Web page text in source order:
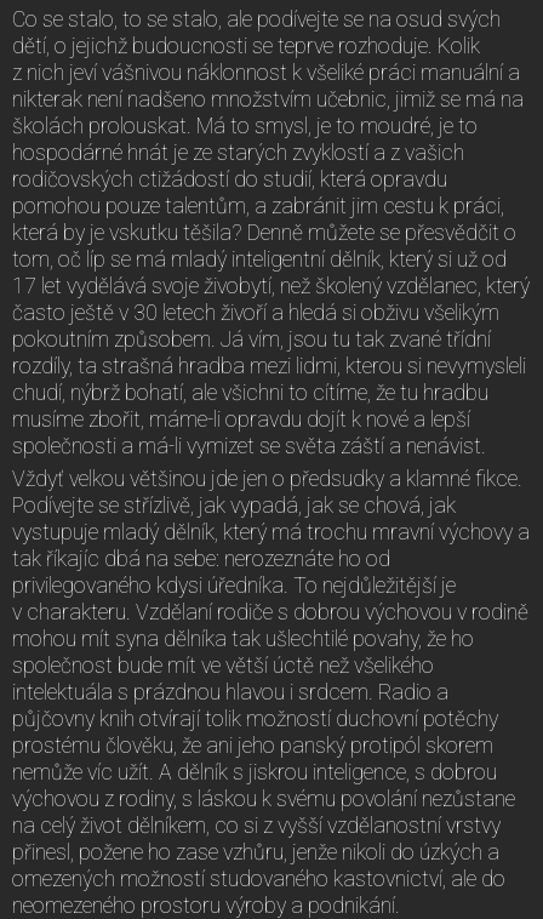
Co se stalo, to se stalo, ale podívejte se na osud svých
dětí, o jejichž budoucnosti se teprve rozhoduje. Kolik
z nich jeví vášnivou náklonnost k všeliké práci manuální a
nikterak není nadšeno množstvím učebnic, jimiž se má na
školách prolouskat. Má to smysl, je to moudré, je to
hospodárné hnát je ze starých zvyklostí a z vašich
rodičovských ctižádostí do studií, která opravdu
pomohou pouze talentům, a zabránit jim cestu k práci,
která by je vskutku těšila? Denně můžete se přesvědčit o
tom, oč líp se má mladý inteligentní dělník, který si už od
17 let vydělává svoje živobytí, než školený vzdělanec, který
často ještě v 30 letech živoří a hledá si obživu všelikým
pokoutním způsobem. Já vím, jsou tu tak zvané třídní
rozdíly, ta strašná hradba mezi lidmi, kterou si nevymysleli
chudí, nýbrž bohatí, ale všichni to cítíme, že tu hradbu
musíme zbořit, máme-li opravdu dojít k nové a lepší
společnosti a má-li vymizet se světa záští a nenávist.
Vždyť velkou většinou jde jen o předsudky a klamné fikce.
Podívejte se střízlivě, jak vypadá, jak se chová, jak
vystupuje mladý dělník, který má trochu mravní výchovy a
tak říkajíc dbá na sebe: nerozeznáte ho od
privilegovaného kdysi úředníka. To nejdůležitější je
v charakteru. Vzdělaní rodiče s dobrou výchovou v rodině
mohou mít syna dělníka tak ušlechtilé povahy, že ho
společnost bude mít ve větší úctě než všelikého
intelektuála s prázdnou hlavou i srdcem. Radio a
půjčovny knih otvírají tolik možností duchovní potěchy
prostému člověku, že ani jeho panský protipól skorem
nemůže víc užít. A dělník s jiskrou inteligence, s dobrou
výchovou z rodiny, s láskou k svému povolání nezůstane
na celý život dělníkem, co si z vyšší vzdělanostní vrstvy
přinesl, požene ho zase vzhůru, jenže nikoli do úzkých a
omezených možností studovaného kastovnictví, ale do
neomezeného prostoru výroby a podnikání.